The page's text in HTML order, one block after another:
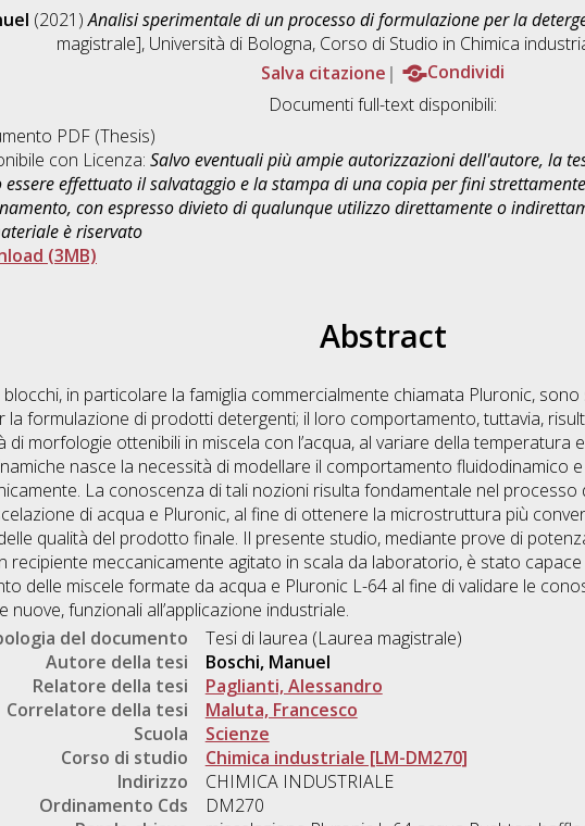
(2021)Analisi sperimentale di un processo di formulazione per la
magistrale], Università di Bologna, Corso di Studio in Chimica
Salva citazione
Condividi
Documenti full-text disponibili:
PDF (Thesis)
con Licenza: Salvo eventuali più ampie autorizzazioni dell'autore, la
essere effettuato il salvataggio e la stampa di una copia per fini
con espresso divieto di qualunque utilizzo direttamente o
è riservato
(3MB)
Abstract
in particolare la famiglia commercialmente chiamata Pluronic, sono
la formulazione di prodotti detergenti; il loro comportamento, tuttavia,
di morfologie ottenibili in miscela con l’acqua, al variare della temperatura
nasce la necessità di modellare il comportamento fluidodinamico
La conoscenza di tali nozioni risulta fondamentale nel processo
di acqua e Pluronic, al fine di ottenere la microstruttura più
qualità del prodotto finale. Il presente studio, mediante prove di
recipiente meccanicamente agitato in scala da laboratorio, è stato
delle miscele formate da acqua e Pluronic L-64 al fine di validare le
nuove, funzionali all’applicazione industriale.
del documento
Tesi di laurea (Laurea magistrale)
Autore della tesi
Boschi, Manuel
Relatore della tesi
Paglianti, Alessandro
Correlatore della tesi
Maluta, Francesco
Scuola
Scienze
Corso di studio
Chimica industriale [LM-DM270]
Indirizzo
CHIMICA INDUSTRIALE
Ordinamento Cds
DM270